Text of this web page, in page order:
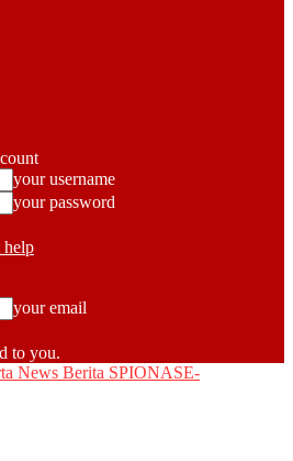
your username
your password
help
your email
to you.
SPIONASE-